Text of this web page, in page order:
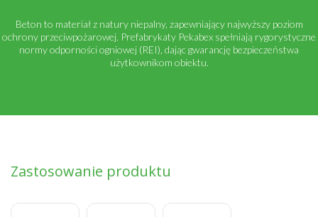
Beton to materiał z natury niepalny, zapewniający najwyższy poziom
ochrony przeciwpożarowej. Prefabrykaty Pekabex spełniają rygorystyczne
normy odporności ogniowej (REI), dając gwarancję bezpieczeństwa
użytkownikom obiektu.
Zastosowanie produktu